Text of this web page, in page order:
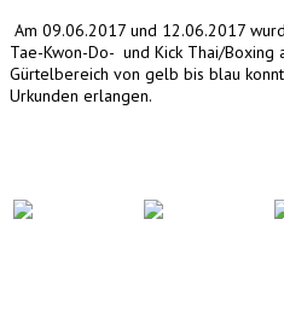
Am 09.06.2017 und 12.06.2017
Tae-Kwon-Do- und Kick Thai/Boxing
Gürtelbereich von gelb bis blau
Urkunden erlangen.